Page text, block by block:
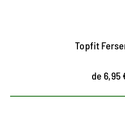
Topfit
de 6,95